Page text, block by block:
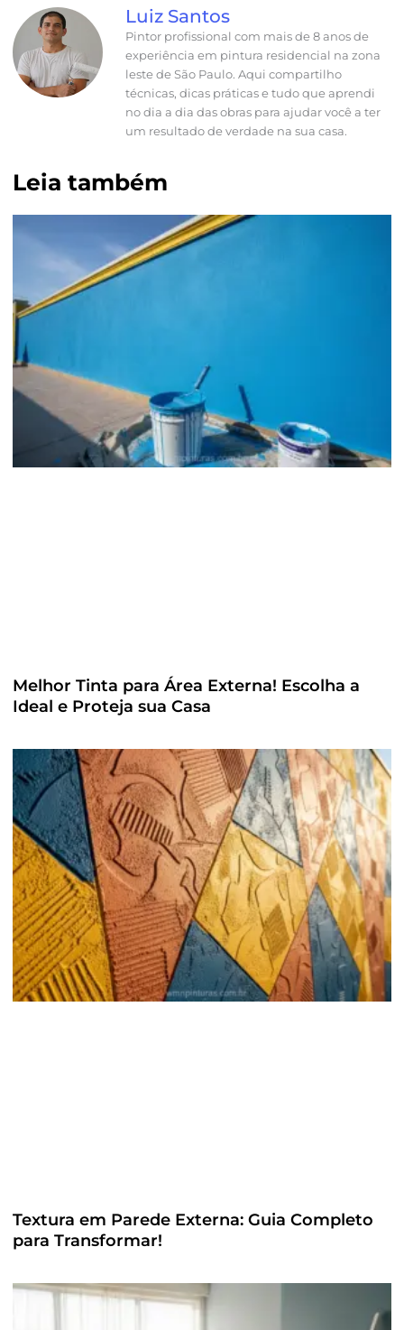
Luiz Santos
Pintor profissional com mais de 8 anos de
experiência em pintura residencial na zona
leste de São Paulo. Aqui compartilho
técnicas, dicas práticas e tudo que aprendi
no dia a dia das obras para ajudar você a ter
um resultado de verdade na sua casa.
Leia também
Melhor Tinta para Área Externa! Escolha a
Ideal e Proteja sua Casa
Textura em Parede Externa: Guia Completo
para Transformar!